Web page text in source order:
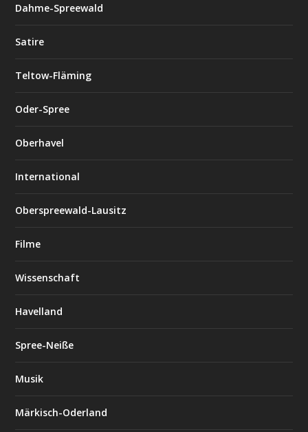
Dahme-Spreewald
Satire
Teltow-Fläming
Oder-Spree
Oberhavel
International
Oberspreewald-Lausitz
Filme
Wissenschaft
Havelland
Spree-Neiße
Musik
Märkisch-Oderland